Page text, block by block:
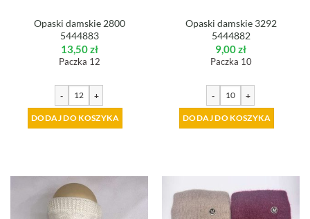
Opaski damskie 2800
5444883
13,50zł
Paczka 12
- +
DODAJ DO KOSZYKA
Opaski damskie 3292
5444882
9,00zł
Paczka 10
- +
DODAJ DO KOSZYKA